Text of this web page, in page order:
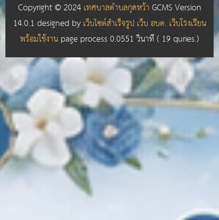
Copyright © 2024เทศบาลตำบลกุดหว้าGCMS Version
14.0.1 designed byเว็บไซต์สำเร็จรูป เว็บ อบต. เว็บโรงเรียน
พร้อมใช้งานpage process0.0551วินาที ( 19 quries.)